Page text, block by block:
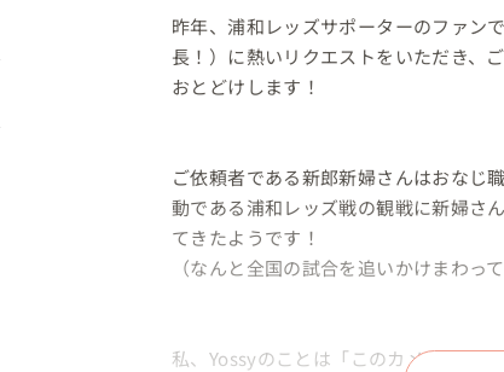
昨年、浦和レッズサポーターのファン
長！）に熱いリクエストをいただき、
おとどけします！
ご依頼者である新郎新婦さんはおなじ
動である浦和レッズ戦の観戦に新婦さ
てきたようです！
（なんと全国の試合を追いかけまわっ
私、Yossyのことは「このカメラマン